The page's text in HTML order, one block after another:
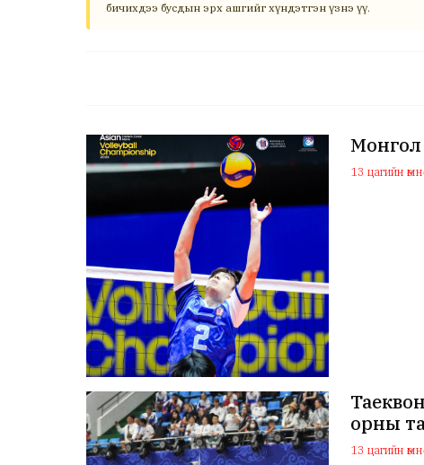
бичихдээ бусдын эрх ашгийг хүндэтгэн үзнэ үү.
Монгол
13 цагийн өмнө
орны
13 цагийн өмнө